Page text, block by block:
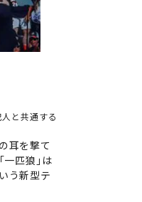
と共通する
耳を撃て
匹狼｣は
う新型テ